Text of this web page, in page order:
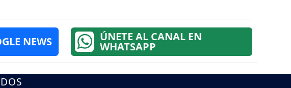
NEWS ÚNETE AL CANAL EN
WHATSAPP